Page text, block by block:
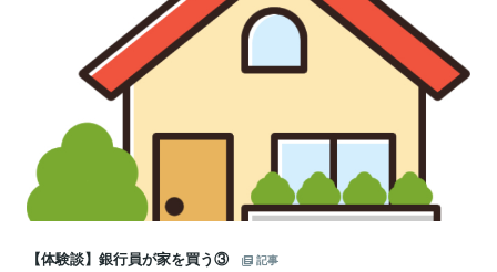
【体験談】銀行員が家を買う③ 記事